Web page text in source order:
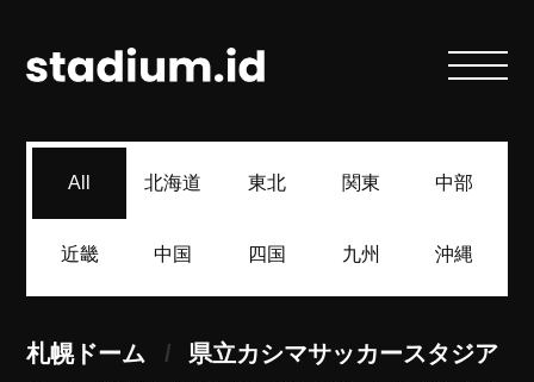
All 北海道 東北 関東 中部
近畿 中国 四国 九州 沖縄
札幌ドーム
県立カシマサッカースタジア